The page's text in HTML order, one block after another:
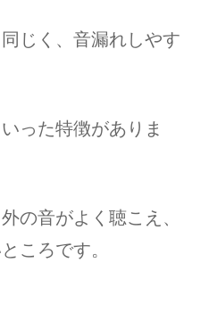
じく、音漏れしやす
いった特徴がありま
の音がよく聴こえ、
ころです。